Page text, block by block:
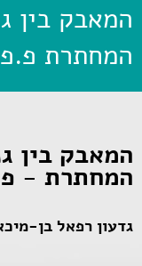
המאבק בין
המחתרת
המאבק בין
המחתרת -
גדעון רפאל בן-